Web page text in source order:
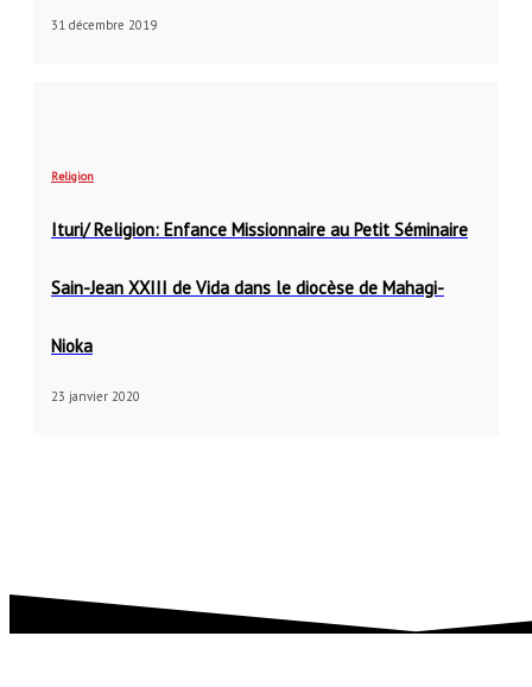
31 décembre 2019
Religion
Ituri/ Religion: Enfance Missionnaire au Petit Séminaire
Sain-Jean XXIII de Vida dans le diocèse de Mahagi-
Nioka
23 janvier 2020